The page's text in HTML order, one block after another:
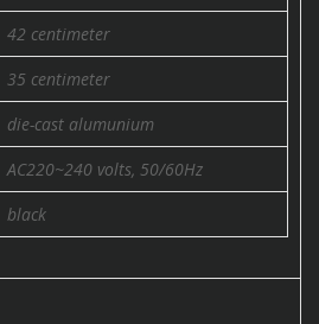
42 centimeter
35 centimeter
die-cast alumunium
AC220~240 volts, 50/60Hz
black